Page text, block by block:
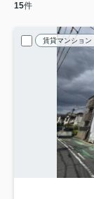
15件
賃貸マンション